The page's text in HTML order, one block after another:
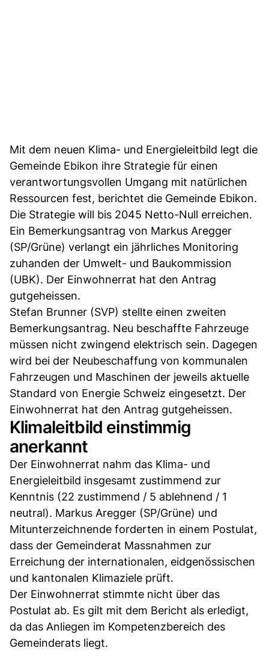
Mit dem neuen Klima- und Energieleitbild legt die
Gemeinde Ebikon ihre Strategie für einen
verantwortungsvollen Umgang mit natürlichen
Ressourcen fest, berichtet die Gemeinde Ebikon.
Die Strategie will bis 2045 Netto-Null erreichen.
Ein Bemerkungsantrag von Markus Aregger
(SP/Grüne) verlangt ein jährliches Monitoring
zuhanden der Umwelt- und Baukommission
(UBK). Der Einwohnerrat hat den Antrag
gutgeheissen.
Stefan Brunner (SVP) stellte einen zweiten
Bemerkungsantrag. Neu beschaffte Fahrzeuge
müssen nicht zwingend elektrisch sein. Dagegen
wird bei der Neubeschaffung von kommunalen
Fahrzeugen und Maschinen der jeweils aktuelle
Standard von Energie Schweiz eingesetzt. Der
Einwohnerrat hat den Antrag gutgeheissen.
Klimaleitbild einstimmig
anerkannt
Der Einwohnerrat nahm das Klima- und
Energieleitbild insgesamt zustimmend zur
Kenntnis (22 zustimmend / 5 ablehnend / 1
neutral). Markus Aregger (SP/Grüne) und
Mitunterzeichnende forderten in einem Postulat,
dass der Gemeinderat Massnahmen zur
Erreichung der internationalen, eidgenössischen
und kantonalen Klimaziele prüft.
Der Einwohnerrat stimmte nicht über das
Postulat ab. Es gilt mit dem Bericht als erledigt,
da das Anliegen im Kompetenzbereich des
Gemeinderats liegt.